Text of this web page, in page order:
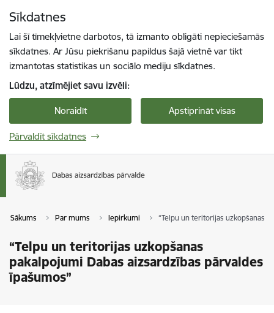
Sīkdatnes
Lai šī tīmekļvietne darbotos, tā izmanto obligāti nepieciešamās
sīkdatnes. Ar Jūsu piekrišanu papildus šajā vietnē var tikt
izmantotas statistikas un sociālo mediju sīkdatnes.
Lūdzu, atzīmējiet savu izvēli:
Noraidīt Apstiprināt visas
Pārvaldīt sīkdatnes
Sākums Par mums Iepirkumi “Telpu un teritorijas uzkopšanas
“Telpu un teritorijas uzkopšanas
pakalpojumi Dabas aizsardzības pārvaldes
īpašumos”